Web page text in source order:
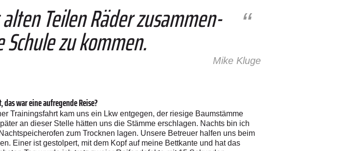
Teilen Räder zusammen­
zu ­kommen. Mike Kluge
war eine aufregende Reise?
Trainingsfahrt kam uns ein Lkw entgegen, der riesige Baumstämme
an dieser Stelle hätten uns die Stämme erschlagen. Nachts bin ich
zum Trocknen lagen. Unsere Betreuer halfen uns beim
Einer ist gestolpert, mit dem Kopf auf meine Bettkante und hat das